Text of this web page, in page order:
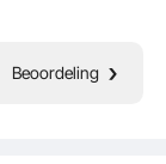
Beoordeling